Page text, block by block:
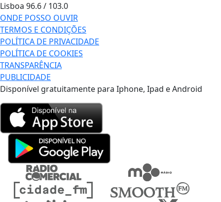
Lisboa 96.6 / 103.0
ONDE POSSO OUVIR
TERMOS E CONDIÇÕES
POLÍTICA DE PRIVACIDADE
POLÍTICA DE COOKIES
TRANSPARÊNCIA
PUBLICIDADE
Disponível gratuitamente para Iphone, Ipad e Android